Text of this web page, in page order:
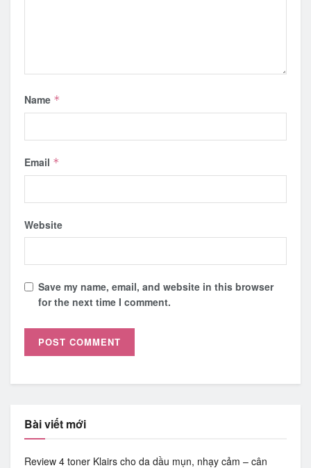
Name *
Email *
Website
Save my name, email, and website in this browser
for the next time I comment.
Bài viết mới
Review 4 toner Klairs cho da dầu mụn, nhạy cảm – cân